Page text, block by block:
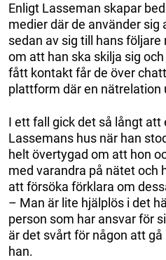
Enligt Lasseman skapar
medier där de använder sig
sedan av sig till hans
om att han ska skilja sig
fått kontakt får de över
plattform där en nätrelation
I ett fall gick det så långt att
Lassemans hus när han
helt övertygad om att hon
med varandra på nätet och
att försöka förklara om
– Man är lite hjälplös i det
person som har ansvar för
är det svårt för någon att
han.